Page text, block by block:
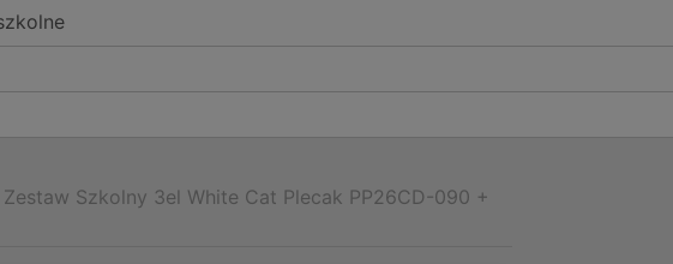
Zestaw Szkolny 3el White Cat Plecak PP26CD-090 +